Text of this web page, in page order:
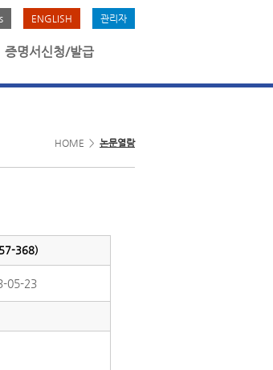
ENGLISH 관리자
증명서신청/발급
HOME > 논문열람
368)
05-23